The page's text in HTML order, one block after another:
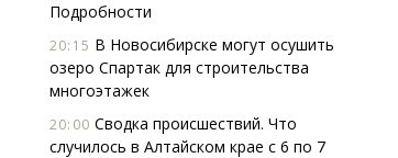
Подробности
20:15 В Новосибирске могут осушить
озеро Спартак для строительства
многоэтажек
20:00 Сводка происшествий. Что
случилось в Алтайском крае с 6 по 7